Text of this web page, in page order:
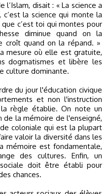
disait : « La science a
la science qui monte la
c’est toi qui montes pour
diminue quand on la
croît quand on la répand. »
mesure où elle est gratuite,
dogmatismes et libère les
culture dominante.
du jour l'éducation civique
et non l'instruction
règle établie. On note un
la mémoire de l'enseigné,
coloniale qui est la plupart
valoir la diversité dans les
mémoire est fondamentale,
des cultures. Enfin, un
doit être établi pour
chances.